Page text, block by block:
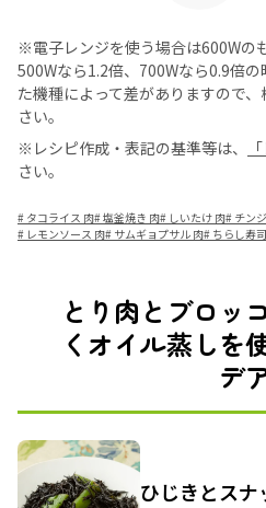
※電子レンジを使う場合は600Wの
500Wなら1.2倍、700Wなら0.9倍
た機種によって差がありますので
さい。
※レシピ作成・表記の基準等は、
さい。
# タコライス 肉#塩釜焼き 肉# しいたけ 肉# チン
# レモンソース 肉# サムギョプサル 肉# ちらし寿
とり肉とブロッ
くオイル蒸しを
デ
ひじきとスナ